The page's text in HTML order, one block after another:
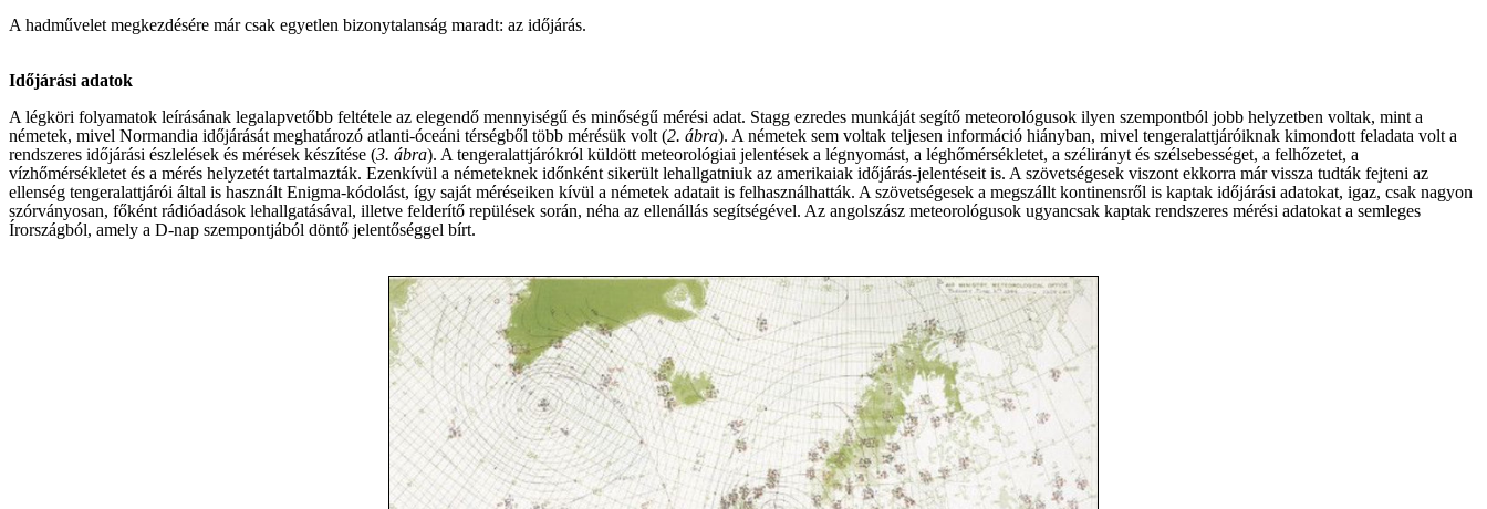
A hadművelet megkezdésére már csak egyetlen bizonytalanság maradt: az időjárás.
Időjárási adatok
A légköri folyamatok leírásának legalapvetőbb feltétele az elegendő mennyiségű és minőségű mérési adat. Stagg ezredes munkáját segítő meteorológusok ilyen szempontból jobb helyzetben voltak, mint a
németek, mivel Normandia időjárását meghatározó atlanti-óceáni térségből több mérésük volt (2. ábra). A németek sem voltak teljesen információ hiányban, mivel tengeralattjáróiknak kimondott feladata volt a
rendszeres időjárási észlelések és mérések készítése (3. ábra). A tengeralattjárókról küldött meteorológiai jelentések a légnyomást, a léghőmérsékletet, a szélirányt és szélsebességet, a felhőzetet, a
vízhőmérsékletet és a mérés helyzetét tartalmazták. Ezenkívül a németeknek időnként sikerült lehallgatniuk az amerikaiak időjárás-jelentéseit is. A szövetségesek viszont ekkorra már vissza tudták fejteni az
ellenség tengeralattjárói által is használt Enigma-kódolást, így saját méréseiken kívül a németek adatait is felhasználhatták. A szövetségesek a megszállt kontinensről is kaptak időjárási adatokat, igaz, csak nagyon
szórványosan, főként rádióadások lehallgatásával, illetve felderítő repülések során, néha az ellenállás segítségével. Az angolszász meteorológusok ugyancsak kaptak rendszeres mérési adatokat a semleges
Írországból, amely a D-nap szempontjából döntő jelentőséggel bírt.